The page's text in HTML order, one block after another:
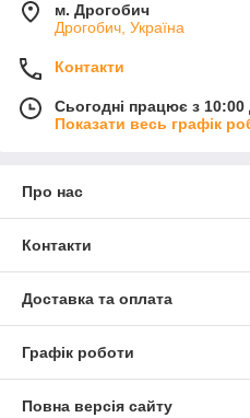
м. Дрогобич
Дрогобич, Україна
Контакти
Сьогодні працює з 10:00
Показати весь графік
Про нас
Контакти
Доставка та оплата
Графік роботи
Повна версія сайту